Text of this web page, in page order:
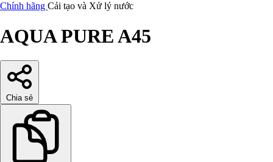
Chính hãng Cải tạo và Xử lý nước
AQUA PURE A45
Chia sẻ